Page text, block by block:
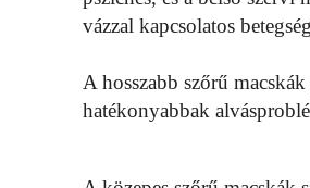
vázzal kapcsolatos
A hosszabb szőrű
hatékonyabbak